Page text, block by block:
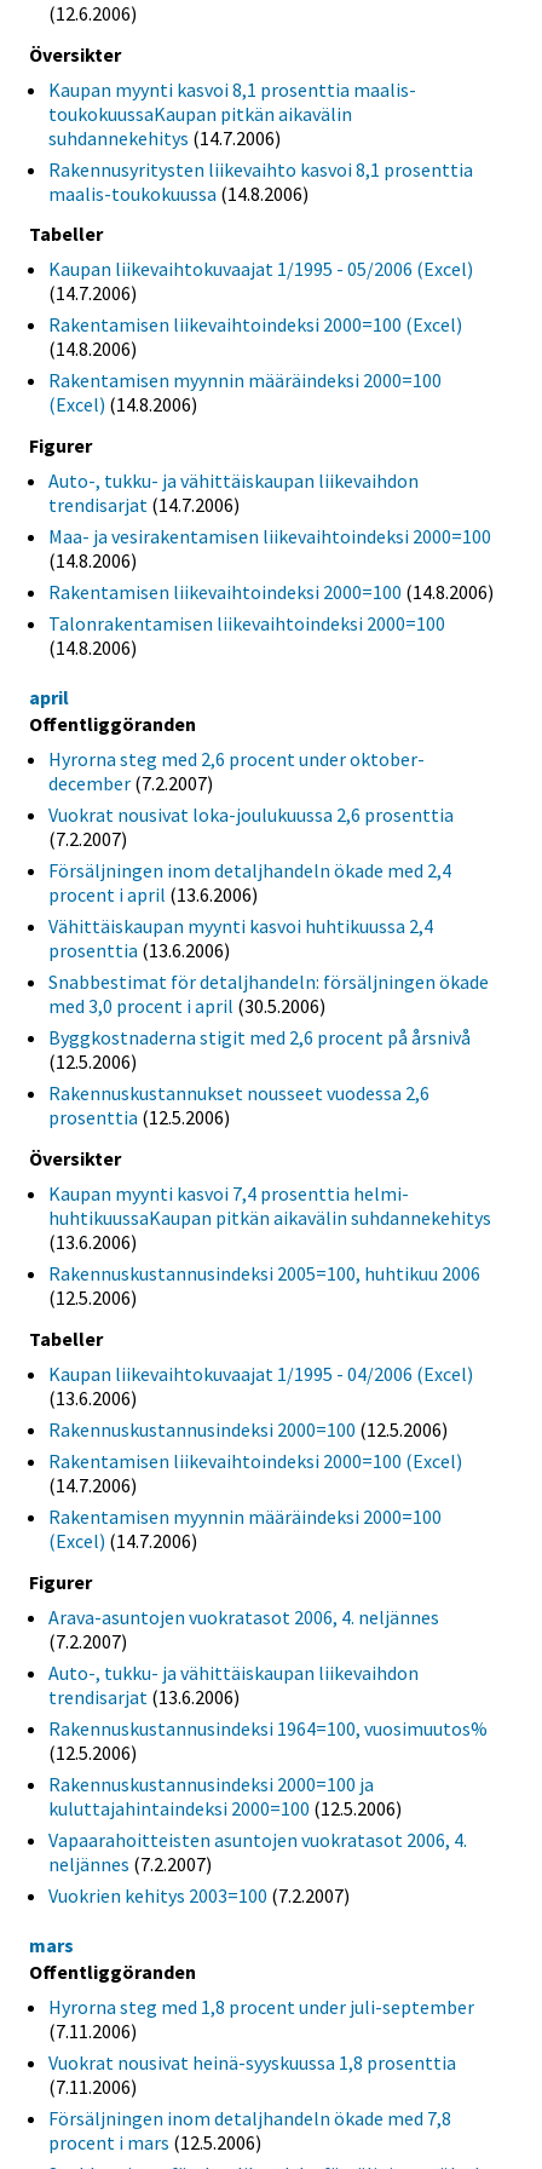
(12.6.2006)
Översikter
Kaupan myynti kasvoi 8,1 prosenttia maalis-
toukokuussaKaupan pitkän aikavälin
suhdannekehitys (14.7.2006)
Rakennusyritysten liikevaihto kasvoi 8,1 prosenttia
maalis-toukokuussa (14.8.2006)
Tabeller
Kaupan liikevaihtokuvaajat 1/1995 - 05/2006 (Excel)
(14.7.2006)
Rakentamisen liikevaihtoindeksi 2000=100 (Excel)
(14.8.2006)
Rakentamisen myynnin määräindeksi 2000=100
(Excel) (14.8.2006)
Figurer
Auto-, tukku- ja vähittäiskaupan liikevaihdon
trendisarjat (14.7.2006)
Maa- ja vesirakentamisen liikevaihtoindeksi 2000=100
(14.8.2006)
Rakentamisen liikevaihtoindeksi 2000=100 (14.8.2006)
Talonrakentamisen liikevaihtoindeksi 2000=100
(14.8.2006)
april
Offentliggöranden
Hyrorna steg med 2,6 procent under oktober-
december (7.2.2007)
Vuokrat nousivat loka-joulukuussa 2,6 prosenttia
(7.2.2007)
Försäljningen inom detaljhandeln ökade med 2,4
procent i april (13.6.2006)
Vähittäiskaupan myynti kasvoi huhtikuussa 2,4
prosenttia (13.6.2006)
Snabbestimat för detaljhandeln: försäljningen ökade
med 3,0 procent i april (30.5.2006)
Byggkostnaderna stigit med 2,6 procent på årsnivå
(12.5.2006)
Rakennuskustannukset nousseet vuodessa 2,6
prosenttia (12.5.2006)
Översikter
Kaupan myynti kasvoi 7,4 prosenttia helmi-
huhtikuussaKaupan pitkän aikavälin suhdannekehitys
(13.6.2006)
Rakennuskustannusindeksi 2005=100, huhtikuu 2006
(12.5.2006)
Tabeller
Kaupan liikevaihtokuvaajat 1/1995 - 04/2006 (Excel)
(13.6.2006)
Rakennuskustannusindeksi 2000=100 (12.5.2006)
Rakentamisen liikevaihtoindeksi 2000=100 (Excel)
(14.7.2006)
Rakentamisen myynnin määräindeksi 2000=100
(Excel) (14.7.2006)
Figurer
Arava-asuntojen vuokratasot 2006, 4. neljännes
(7.2.2007)
Auto-, tukku- ja vähittäiskaupan liikevaihdon
trendisarjat (13.6.2006)
Rakennuskustannusindeksi 1964=100, vuosimuutos%
(12.5.2006)
Rakennuskustannusindeksi 2000=100 ja
kuluttajahintaindeksi 2000=100 (12.5.2006)
Vapaarahoitteisten asuntojen vuokratasot 2006, 4.
neljännes (7.2.2007)
Vuokrien kehitys 2003=100 (7.2.2007)
mars
Offentliggöranden
Hyrorna steg med 1,8 procent under juli-september
(7.11.2006)
Vuokrat nousivat heinä-syyskuussa 1,8 prosenttia
(7.11.2006)
Försäljningen inom detaljhandeln ökade med 7,8
procent i mars (12.5.2006)